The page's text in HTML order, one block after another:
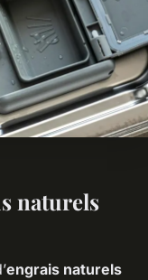
naturels
engrais naturels